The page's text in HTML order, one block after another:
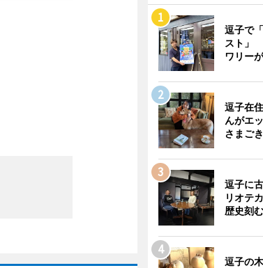
逗子で
スト」
ワリー
逗子在
んがエ
さまご
逗子に
リオテ
歴史刻
逗子の